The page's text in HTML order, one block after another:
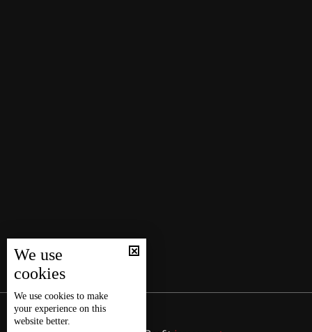
We use
cookies
We use cookies to make
your experience on this
website better.